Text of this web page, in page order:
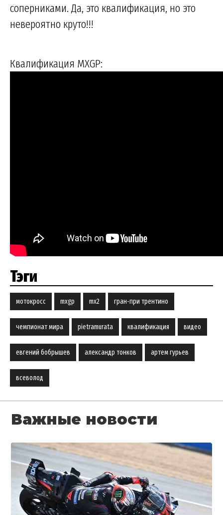
соперниками. Да, это квалификация, но это
невероятно круто!!!
Квалификация MXGP:
Тэги
мотокросс mxgp mx2 гран-при трентино
чемпионат мира pietramurata квалификация видео
евгений бобрышев александр тонков артем гурьев
всеволод
Важные новости